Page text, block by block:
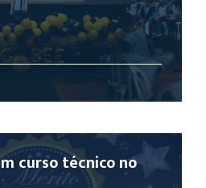
curso técnico no